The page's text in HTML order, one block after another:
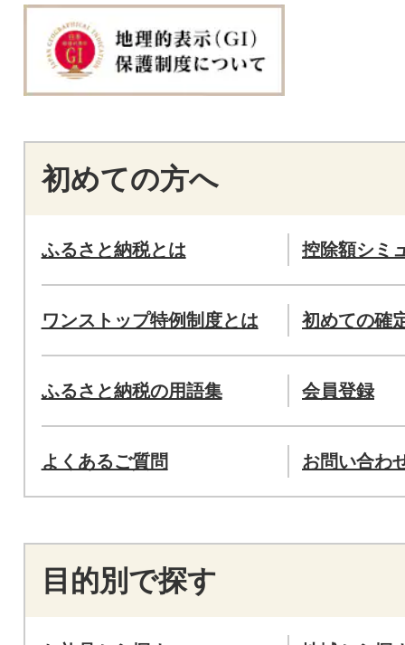
初めての方へ
ふるさと納税とは 控除額シミ
ワンストップ特例制度とは 初めての確
ふるさと納税の用語集 会員登録
よくあるご質問 お問い合わ
目的別で探す